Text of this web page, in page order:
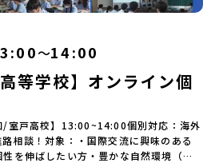
E-mail：info@miratabi.jp「おためし
留学公式LINE
くあるご質問その他、よくあるご質問
教育魅力化プラットフォーム＞「意志
な地域・社会をつくる」というビジョ
がら、中学卒業後に地域の枠を越えて生
合った地域・学校で1〜3年間過ごすこ
らい留学」をはじめとした、教育事業
続けています。名 称：一般財団法人地
ォーム設 立：2017年3月代表者：岩本
県松江市東本町二丁目25-6 みらい
会〜「八幡平市」の内容をもっと知りし
うえで、「プログラムで何をする
という疑問にお答えする詳細配信で
身をお伝えします。日時：6月10日(水)
なところ？プログラム詳細解説、質疑
水市・出水工業高校/北海道標津町/岩手
4つの地域のプログラムを1時間でぎゅっ
み：https://c-
軽にどうぞ！「はじめての一人旅だ
ができるの？」そんな保護者様の不安
～20：00に「参加者向け事前オンラ
4日(火) 14：30 集合【解散場所・時
13：30 解散【対象】中学2年生、中学3
代金】無料※旅行代金に含まれる費用の
ります：・宿泊費（2泊分）・プログラ
費用・一部の食事代*以下の費用は参加
場所までの往復交通費・お土産代や自
人的費用【募集人数】最大10名（お申
決定）【参加者決定】お申し込み多数
〜14:00
等学校】オンライン個
/室戸高校】13:00~14:00個別対応：海外
相談！対象：・国際交流に興味のある
を伸ばしたい方・豊かな自然環境（ユ